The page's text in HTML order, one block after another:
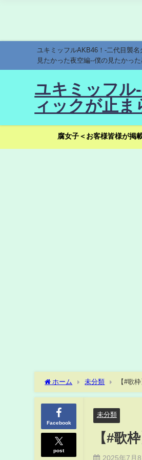
ユキミッフルAKB46！-二代目襲
見たかった夜空編--僕の見たかっ
ユキミッフル
ィックが止ま
腐女子＜お客様皆様が掲
ホーム 未分類 【#歌
Facebook
post
未分類
【#歌
2025年7月8